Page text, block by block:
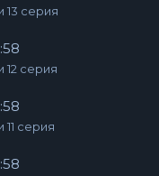
13 серия
12 серия
серия